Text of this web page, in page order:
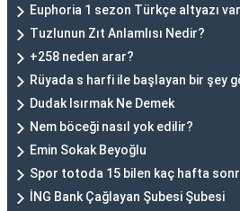
Euphoria 1 sezon Türkçe altyazı var
Tuzlunun Zıt Anlamlısı Nedir?
+258 neden arar?
Rüyada s harfi ile başlayan bir şey
Dudak Isırmak Ne Demek
Nem böceği nasıl yok edilir?
Emin Sokak Beyoğlu
Spor totoda 15 bilen kaç hafta
İNG Bank Çağlayan Şubesi Şubesi